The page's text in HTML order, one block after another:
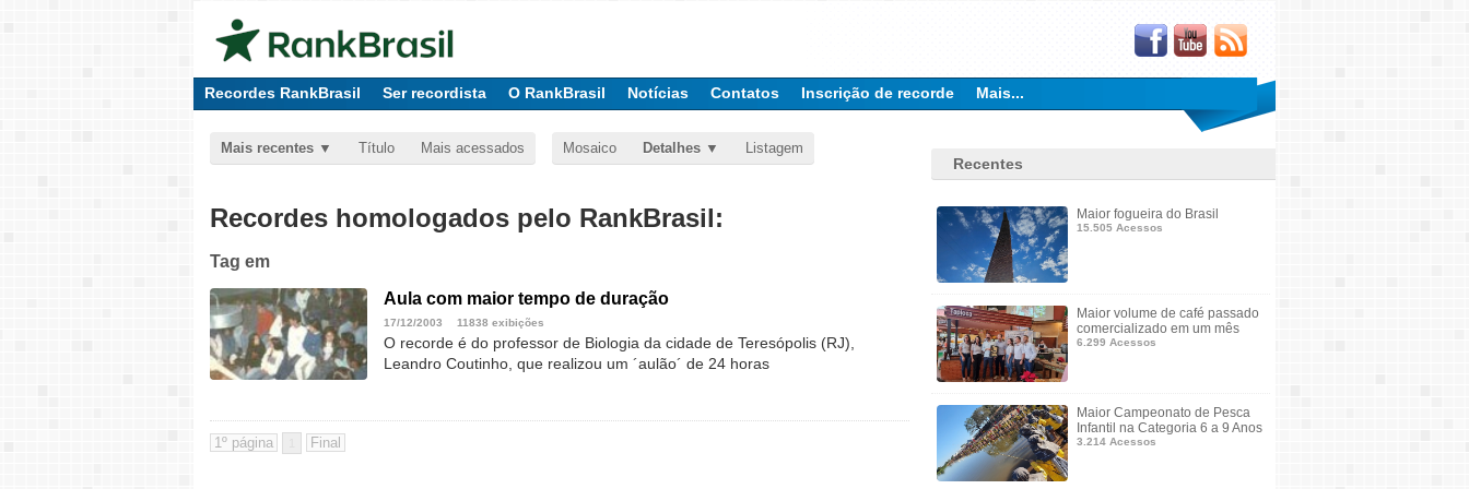
Recordes RankBrasil Ser recordista O RankBrasil Notícias Contatos Inscrição de recorde Mais...
Mais recentes Título Mais acessados Mosaico Detalhes Listagem
Recordes homologados pelo RankBrasil:
Tag em
Aula com maior tempo de duração
17/12/2003 11838 exibições
O recorde é do professor de Biologia da cidade de Teresópolis (RJ),
Leandro Coutinho, que realizou um ´aulão´ de 24 horas
Recentes
Maior fogueira do Brasil
15.505 Acessos
Maior volume de café passado
comercializado em um mês
6.299 Acessos
Maior Campeonato de Pesca
Infantil na Categoria 6 a 9 Anos
3.214 Acessos